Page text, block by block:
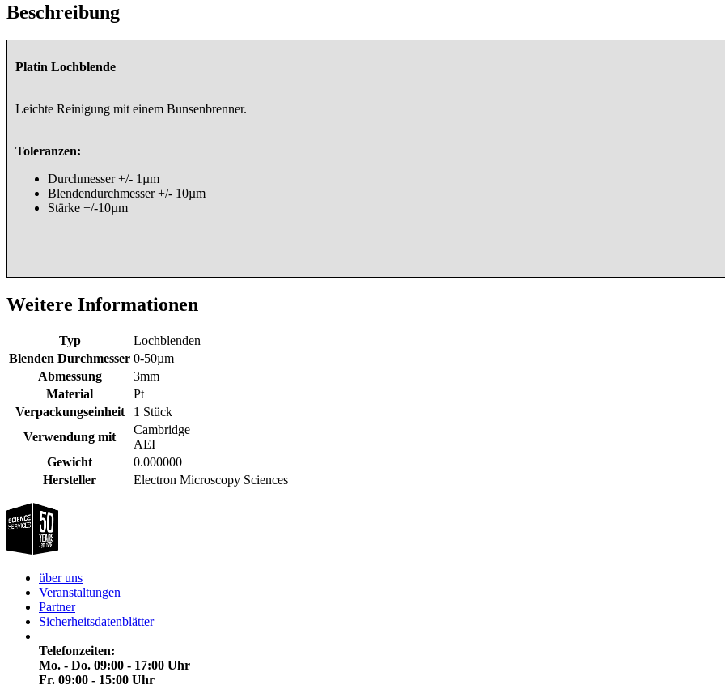
Beschreibung
Platin Lochblende
Leichte Reinigung mit einem Bunsenbrenner.
Toleranzen:
Durchmesser +/- 1µm
Blendendurchmesser +/- 10µm
Stärke +/-10µm
Weitere Informationen
Typ
Lochblenden
Blenden Durchmesser 0-50µm
Abmessung
3mm
Material
Pt
Verpackungseinheit
1 Stück
Verwendung mit
Cambridge
AEI
Gewicht
0.000000
Hersteller
Electron Microscopy Sciences
über uns
Veranstaltungen
Partner
Sicherheitsdatenblätter
Telefonzeiten:
Mo. - Do. 09:00 - 17:00 Uhr
Fr. 09:00 - 15:00 Uhr